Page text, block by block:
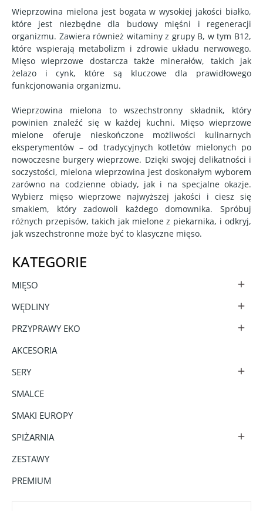
KATEGORIE
MIĘSO 
WĘDLINY 
PRZYPRAWY EKO 
AKCESORIA
SERY

SMALCE
SMAKI EUROPY
SPIŻARNIA

ZESTAWY
PREMIUM
Wieprzowina mielona jest bogata w wysokiej jakości białko,
które jest niezbędne dla budowy mięśni i regeneracji
organizmu. Zawiera również witaminy z grupy B, w tym B12,
które wspierają metabolizm i zdrowie układu nerwowego.
Mięso wieprzowe dostarcza także minerałów, takich jak
żelazo i cynk, które są kluczowe dla prawidłowego
funkcjonowania organizmu.
Wieprzowina mielona to wszechstronny składnik, który
powinien znaleźć się w każdej kuchni. Mięso wieprzowe
mielone oferuje nieskończone możliwości kulinarnych
eksperymentów – od tradycyjnych kotletów mielonych po
nowoczesne burgery wieprzowe. Dzięki swojej delikatności i
soczystości, mielona wieprzowina jest doskonałym wyborem
zarówno na codzienne obiady, jak i na specjalne okazje.
Wybierz mięso wieprzowe najwyższej jakości i ciesz się
smakiem, który zadowoli każdego domownika. Spróbuj
różnych przepisów, takich jak mielone z piekarnika, i odkryj,
jak wszechstronne może być to klasyczne mięso.